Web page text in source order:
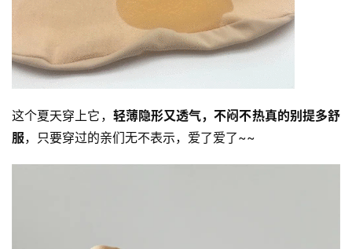
这个夏天穿上它， 轻薄隐形又透气，不闷不热真的别提多舒
服，只要穿过的亲们无不表示，爱了爱了~~